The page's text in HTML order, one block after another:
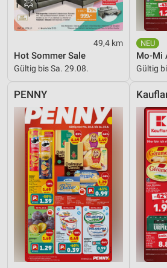
49,4 km
Hot Sommer Sale
Gültig bis Sa. 29.08.
Mo-Mi
Gültig
PENNY
Nicht-IAB-Verarbeitungszwecke:
Notwendig
Performance
Funktional
Werbung